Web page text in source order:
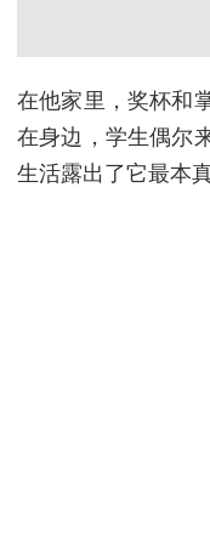
在他家里，奖杯和
在身边，学生偶尔
生活露出了它最本